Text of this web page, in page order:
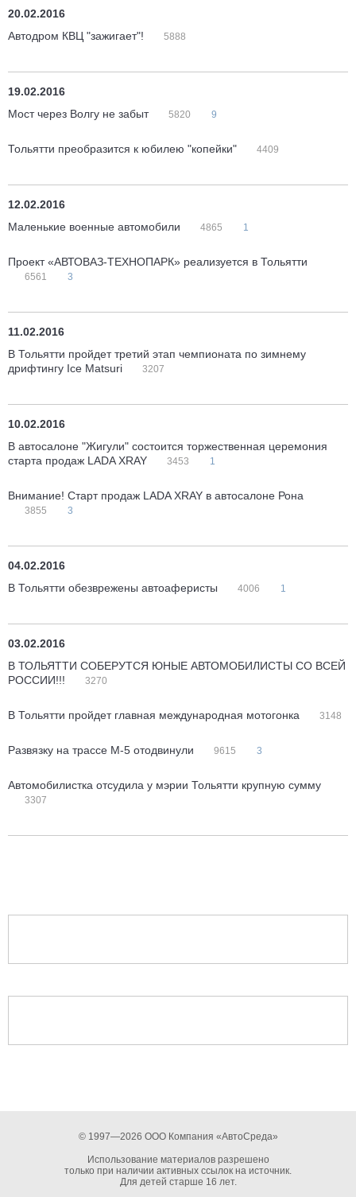
20.02.2016
Автодром КВЦ "зажигает"!
5888
19.02.2016
Мост через Волгу не забыт
5820 9
Тольятти преобразится к юбилею "копейки" 4409
12.02.2016
Маленькие военные автомобили
4865 1
Проект «АВТОВАЗ-ТЕХНОПАРК» реализуется в Тольятти
6561 3
11.02.2016
В Тольятти пройдет третий этап чемпионата по зимнему
дрифтингу Ice Matsuri
3207
10.02.2016
В автосалоне "Жигули" состоится торжественная церемония
старта продаж LADA XRAY
3453 1
Внимание! Старт продаж LADA XRAY в автосалоне Рона
3855 3
04.02.2016
В Тольятти обезврежены автоаферисты
4006 1
03.02.2016
В ТОЛЬЯТТИ СОБЕРУТСЯ ЮНЫЕ АВТОМОБИЛИСТЫ СО ВСЕЙ
РОССИИ!!!
3270
В Тольятти пройдет главная международная мотогонка 3148
Развязку на трассе М-5 отодвинули 9615 3
Автомобилистка отсудила у мэрии Тольятти крупную сумму
3307
© 1997—2026 ООО Компания «АвтоСреда»
Использование материалов разрешено
только при наличии активных ссылок на источник.
Для детей старше 16 лет.